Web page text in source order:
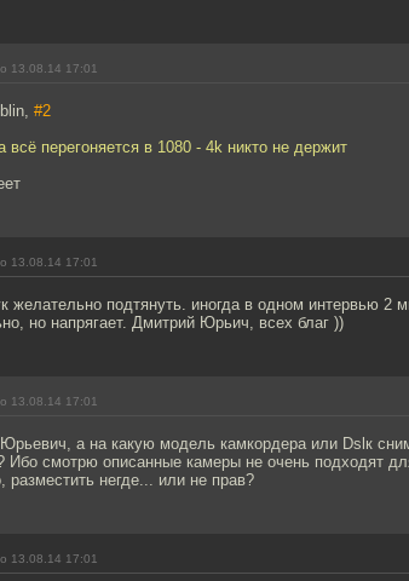
13.08.14 17:01
#2
всё перегоняется в 1080 - 4k никто не держит
13.08.14 17:01
желательно подтянуть. иногда в одном интервью 2
но напрягает. Дмитрий Юрьич, всех благ ))
13.08.14 17:01
а на какую модель камкордера или Dslк
Ибо смотрю описанные камеры не очень подходят
разместить негде... или не прав?
13.08.14 17:01